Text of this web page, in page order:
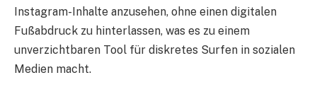
Instagram-Inhalte anzusehen, ohne einen digitalen
Fußabdruck zu hinterlassen, was es zu einem
unverzichtbaren Tool für diskretes Surfen in sozialen
Medien macht.